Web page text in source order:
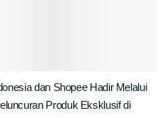
dan Shopee Hadir Melalui
Produk Eksklusif di